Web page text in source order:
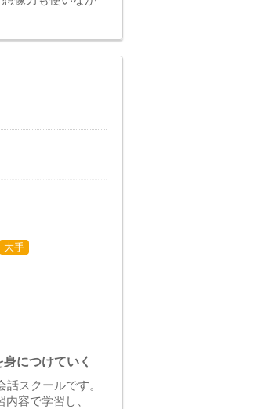
大手
につけていく
スクールです。
容で学習し、